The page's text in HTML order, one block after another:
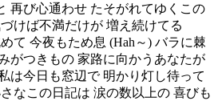
再び心通わせ たそがれてゆくこの
けば不満だけが 増え続けてる
て 今夜もため息 (Hah～) バラに棘
がつきもの 家路に向かうあなたが
は今日も窓辺で 明かり灯し待って
なこの日記は 涙の数以上の 喜びも